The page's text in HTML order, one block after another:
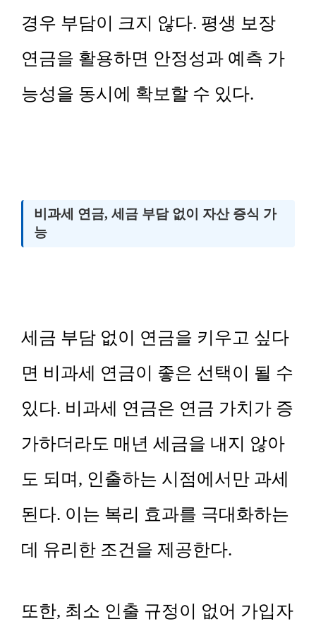
경우 부담이 크지 않다. 평생 보장
연금을 활용하면 안정성과 예측 가
능성을 동시에 확보할 수 있다.
비과세 연금, 세금 부담 없이 자산 증식 가
능
세금 부담 없이 연금을 키우고 싶다
면 비과세 연금이 좋은 선택이 될 수
있다. 비과세 연금은 연금 가치가 증
가하더라도 매년 세금을 내지 않아
도 되며, 인출하는 시점에서만 과세
된다. 이는 복리 효과를 극대화하는
데 유리한 조건을 제공한다.
또한, 최소 인출 규정이 없어 가입자